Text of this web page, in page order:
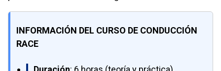
INFORMACIÓN DEL CURSO DE CONDUCCIÓN
RACE